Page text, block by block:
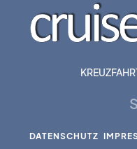
DATENSCHUTZ